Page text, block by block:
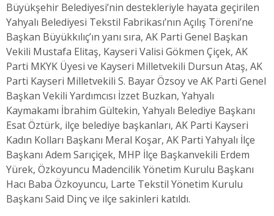
Büyükşehir Belediyesi’nin destekleriyle hayata geçirilen
Yahyalı Belediyesi Tekstil Fabrikası’nın Açılış Töreni’ne
Başkan Büyükkılıç’ın yanı sıra, AK Parti Genel Başkan
Vekili Mustafa Elitaş, Kayseri Valisi Gökmen Çiçek, AK
Parti MKYK Üyesi ve Kayseri Milletvekili Dursun Ataş, AK
Parti Kayseri Milletvekili S. Bayar Özsoy ve AK Parti Genel
Başkan Vekili Yardımcısı İzzet Buzkan, Yahyalı
Kaymakamı İbrahim Gültekin, Yahyalı Belediye Başkanı
Esat Öztürk, ilçe belediye başkanları, AK Parti Kayseri
Kadın Kolları Başkanı Meral Koşar, AK Parti Yahyalı İlçe
Başkanı Adem Sarıçiçek, MHP İlçe Başkanvekili Erdem
Yürek, Özkoyuncu Madencilik Yönetim Kurulu Başkanı
Hacı Baba Özkoyuncu, Larte Tekstil Yönetim Kurulu
Başkanı Said Dinç ve ilçe sakinleri katıldı.